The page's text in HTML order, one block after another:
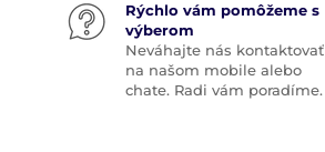
Rýchlo vám pomôžeme s
výberom
Neváhajte nás kontaktovať
na našom mobile alebo
chate. Radi vám poradíme.